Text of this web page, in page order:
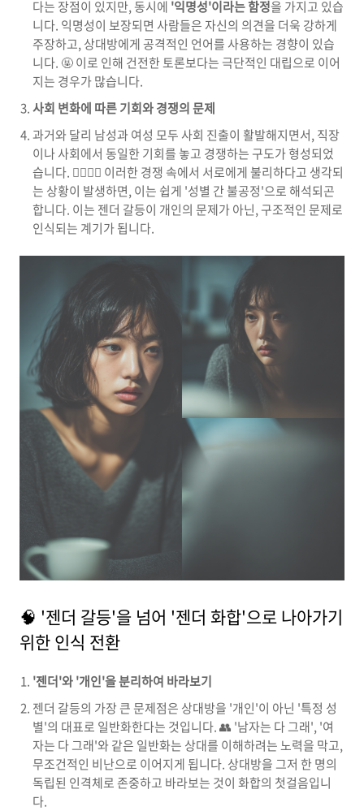
다는 장점이 있지만, 동시에 '익명성'이라는 함정을 가지고 있습
니다. 익명성이 보장되면 사람들은 자신의 의견을 더욱 강하게
주장하고, 상대방에게 공격적인 언어를 사용하는 경향이 있습
니다. 🤬 이로 인해 건전한 토론보다는 극단적인 대립으로 이어
지는 경우가 많습니다.
사회 변화에 따른 기회와 경쟁의 문제
과거와 달리 남성과 여성 모두 사회 진출이 활발해지면서, 직장
이나 사회에서 동일한 기회를 놓고 경쟁하는 구도가 형성되었
습니다. 🏃‍♀️🏃‍♂️ 이러한 경쟁 속에서 서로에게 불리하다고 생각되
는 상황이 발생하면, 이는 쉽게 '성별 간 불공정'으로 해석되곤
합니다. 이는 젠더 갈등이 개인의 문제가 아닌, 구조적인 문제로
인식되는 계기가 됩니다.
🧠 '젠더 갈등'을 넘어 '젠더 화합'으로 나아가기
위한 인식 전환
'젠더'와 '개인'을 분리하여 바라보기
젠더 갈등의 가장 큰 문제점은 상대방을 '개인'이 아닌 '특정 성
별'의 대표로 일반화한다는 것입니다. 👥 '남자는 다 그래', '여
자는 다 그래'와 같은 일반화는 상대를 이해하려는 노력을 막고,
무조건적인 비난으로 이어지게 됩니다. 상대방을 그저 한 명의
독립된 인격체로 존중하고 바라보는 것이 화합의 첫걸음입니
다.